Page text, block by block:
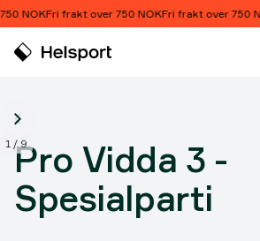
Hopp til innhold
NOKFri frakt over 750 NOKFri frakt over 750
1 /9
Pro Vidda 3 -
Spesialparti